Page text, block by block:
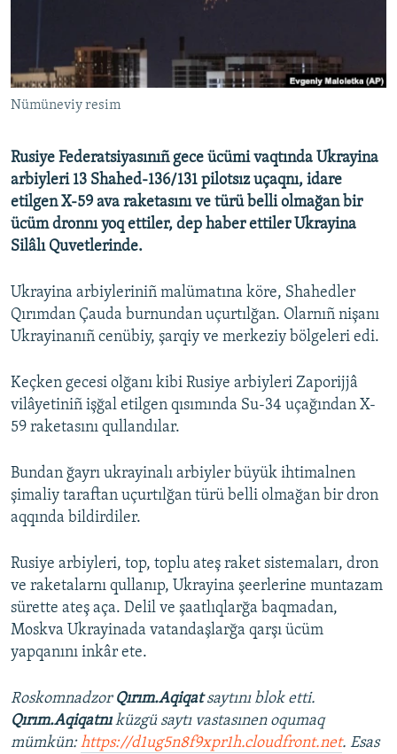
Українською
QOŞULIÑIZ!
RFE/RS bütün saytları
Nümüneviy resim
Rusiye Federatsiyasınıñ gece ücümi vaqtında Ukrayina
arbiyleri 13 Shahed-136/131 pilotsız uçaqnı, idare
etilgen X-59 ava raketasını ve türü belli olmağan bir
ücüm dronnı yoq ettiler, dep haber ettiler Ukrayina
Silâlı Quvetlerinde.
Ukrayina arbiyleriniñ malümatına köre, Shahedler
Qırımdan Çauda burnundan uçurtılğan. Olarnıñ nişanı
Ukrayinanıñ cenübiy, şarqiy ve merkeziy bölgeleri edi.
Keçken gecesi olğanı kibi Rusiye arbiyleri Zaporijjâ
vilâyetiniñ işğal etilgen qısımında Su-34 uçağından X-
59 raketasını qullandılar.
Bundan ğayrı ukrayinalı arbiyler büyük ihtimalnen
şimaliy taraftan uçurtılğan türü belli olmağan bir dron
aqqında bildirdiler.
Rusiye arbiyleri, top, toplu ateş raket sistemaları, dron
ve raketalarnı qullanıp, Ukrayina şeerlerine muntazam
sürette ateş aça. Delil ve şaatlıqlarğa baqmadan,
Moskva Ukrayinada vatandaşlarğa qarşı ücüm
yapqanını inkâr ete.
Roskomnadzor Qırım.Aqiqatsaytını blok etti.
Qırım.Aqiqatnıküzgü saytı vastasınen oqumaq
mümkün:https://d1ug5n8f9xpr1h.cloudfront.net. Esas